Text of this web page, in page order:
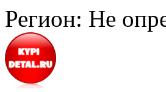
Регион: Не